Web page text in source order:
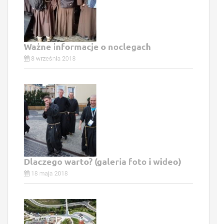
Ważne informacje o noclegach
8 września 2018
Dlaczego warto? (galeria foto i wideo)
18 maja 2018